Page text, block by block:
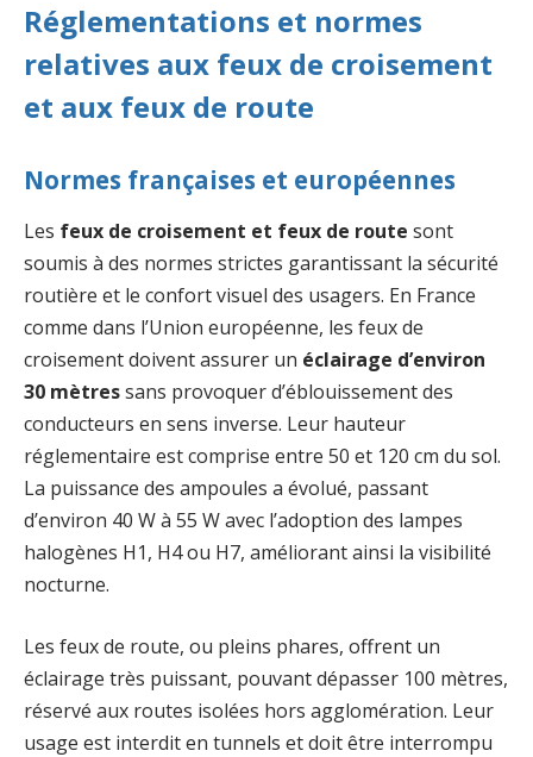
Réglementations et normes
relatives aux feux de croisement
et aux feux de route
Normes françaises et européennes
Les feux de croisement et feux de route sont
soumis à des normes strictes garantissant la sécurité
routière et le confort visuel des usagers. En France
comme dans l’Union européenne, les feux de
croisement doivent assurer un éclairage d’environ
30 mètressans provoquer d’éblouissement des
conducteurs en sens inverse. Leur hauteur
réglementaire est comprise entre 50 et 120 cm du sol.
La puissance des ampoules a évolué, passant
d’environ 40 W à 55 W avec l’adoption des lampes
halogènes H1, H4 ou H7, améliorant ainsi la visibilité
nocturne.
Les feux de route, ou pleins phares, offrent un
éclairage très puissant, pouvant dépasser 100 mètres,
réservé aux routes isolées hors agglomération. Leur
usage est interdit en tunnels et doit être interrompu